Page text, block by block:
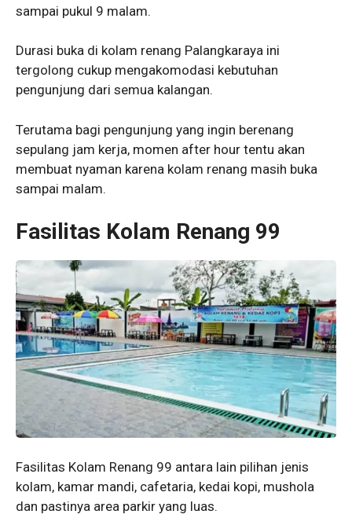
sampai pukul 9 malam.
Durasi buka di kolam renang Palangkaraya ini
tergolong cukup mengakomodasi kebutuhan
pengunjung dari semua kalangan.
Terutama bagi pengunjung yang ingin berenang
sepulang jam kerja, momen after hour tentu akan
membuat nyaman karena kolam renang masih buka
sampai malam.
Fasilitas Kolam Renang 99
Fasilitas Kolam Renang 99 antara lain pilihan jenis
kolam, kamar mandi, cafetaria, kedai kopi, mushola
dan pastinya area parkir yang luas.